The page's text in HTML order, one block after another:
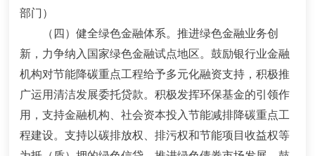
部门）
（四）健全绿色金融体系。推进绿色金融业务创
新， 力争纳入国家绿色金融试点地区。鼓励银行业金融
机构对节能降碳重点工程给予多元化融资支持，积极推
广运用清洁发展委托贷款。积极发挥环保基金的引领作
用，支持金融机构、社会资本投入节能减排降碳重点工
程建设。支持以碳排放权、排污权和节能项目收益权等